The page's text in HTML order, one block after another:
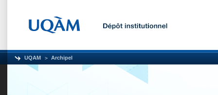
UQAM Archipel